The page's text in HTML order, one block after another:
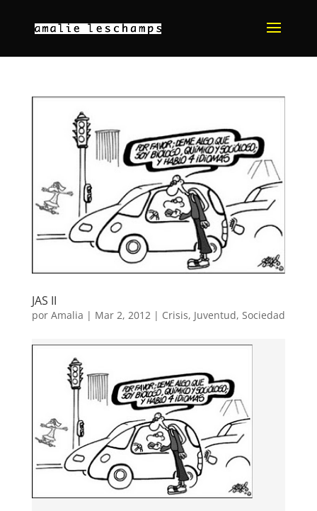
JAS II
por Amalia | Mar 2, 2012 | Crisis, Juventud, Sociedad